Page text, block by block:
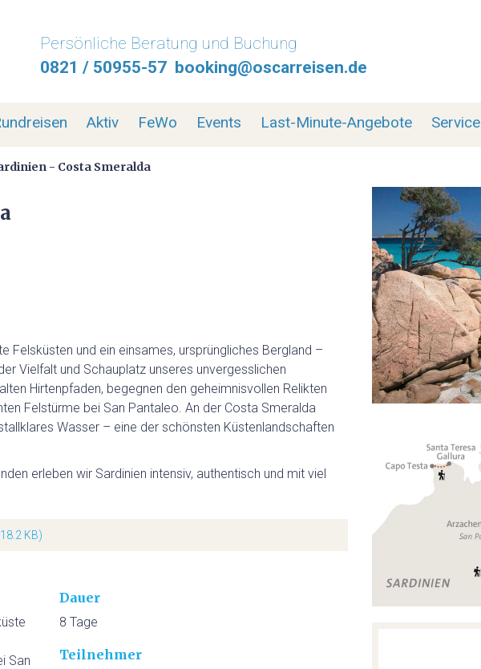
HOME
GOLF
GOLFPLÄTZE
GOLFREISEN SARDINIEN
Persönliche Beratung und Buchung
0821 / 50955-57 booking@oscarreisen.de
Aktiv FeWo Events Last-Minute-Angebote Service
- Costa Smeralda
Felsküsten und ein einsames, ursprüngliches Bergland –
Vielfalt und Schauplatz unseres unvergesslichen
Hirtenpfaden, begegnen den geheimnisvollen Relikten
Felstürme bei San Pantaleo. An der Costa Smeralda
Wasser – eine der schönsten Küstenlandschaften
erleben wir Sardinien intensiv, authentisch und mit viel
KB)
San
Dauer
8 Tage
Teilnehmer